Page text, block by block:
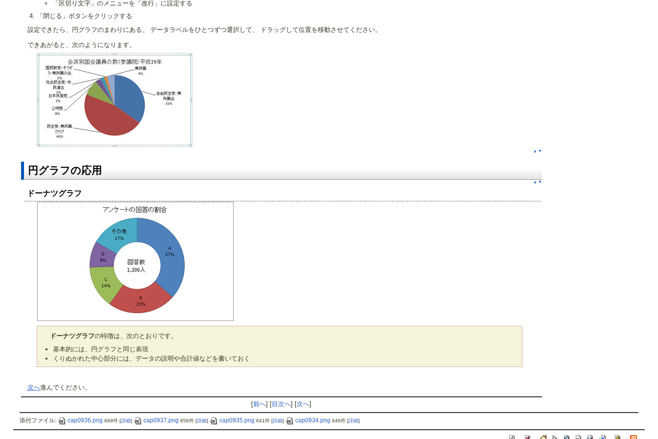
「区切り文字」のメニューを「改行」に設定する
「閉じる」ボタンをクリックする
設定できたら、円グラフのまわりにある、 データラベルをひとつずつ選択して、 ドラッグして位置を移動させてください。
できあがると、次のようになります。
▲ ▼
円グラフの応用
▲ ▼
ドーナツグラフ
ドーナツグラフの特徴は、次のとおりです。
基本的には、円グラフと同じ表現
くりぬかれた中心部分には、データの説明や合計値などを書いておく
次へ進んでください。
[前へ] [目次へ] [次へ]
添付ファイル: cap0936.png 669件 [詳細] cap0937.png 656件 [詳細] cap0935.png 641件 [詳細] cap0934.png 646件 [詳細]